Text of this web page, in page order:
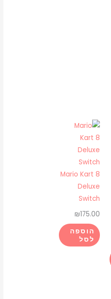
Mario Kart 8
Deluxe
Switch
₪175.00
הוספה
לסל